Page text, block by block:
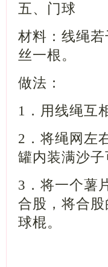
五、门球
材料：线绳
丝一根。
做法：
1
．用线绳互
2 ．将绳网左
罐内装满沙
3 ．将一个薯
合股，将合
球棍。